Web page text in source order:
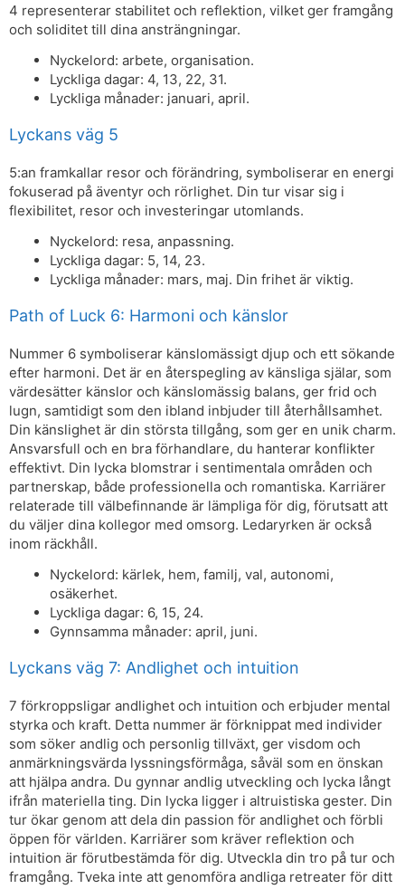
4 representerar stabilitet och reflektion, vilket ger framgång
och soliditet till dina ansträngningar.
Nyckelord: arbete, organisation.
Lyckliga dagar: 4, 13, 22, 31.
Lyckliga månader: januari, april.
Lyckans väg 5
5:an framkallar resor och förändring, symboliserar en energi
fokuserad på äventyr och rörlighet. Din tur visar sig i
flexibilitet, resor och investeringar utomlands.
Nyckelord: resa, anpassning.
Lyckliga dagar: 5, 14, 23.
Lyckliga månader: mars, maj. Din frihet är viktig.
Path of Luck 6: Harmoni och känslor
Nummer 6 symboliserar känslomässigt djup och ett sökande
efter harmoni. Det är en återspegling av känsliga själar, som
värdesätter känslor och känslomässig balans, ger frid och
lugn, samtidigt som den ibland inbjuder till återhållsamhet.
Din känslighet är din största tillgång, som ger en unik charm.
Ansvarsfull och en bra förhandlare, du hanterar konflikter
effektivt. Din lycka blomstrar i sentimentala områden och
partnerskap, både professionella och romantiska. Karriärer
relaterade till välbefinnande är lämpliga för dig, förutsatt att
du väljer dina kollegor med omsorg. Ledaryrken är också
inom räckhåll.
Nyckelord: kärlek, hem, familj, val, autonomi,
osäkerhet.
Lyckliga dagar: 6, 15, 24.
Gynnsamma månader: april, juni.
Lyckans väg 7: Andlighet och intuition
7 förkroppsligar andlighet och intuition och erbjuder mental
styrka och kraft. Detta nummer är förknippat med individer
som söker andlig och personlig tillväxt, ger visdom och
anmärkningsvärda lyssningsförmåga, såväl som en önskan
att hjälpa andra. Du gynnar andlig utveckling och lycka långt
ifrån materiella ting. Din lycka ligger i altruistiska gester. Din
tur ökar genom att dela din passion för andlighet och förbli
öppen för världen. Karriärer som kräver reflektion och
intuition är förutbestämda för dig. Utveckla din tro på tur och
framgång. Tveka inte att genomföra andliga retreater för ditt